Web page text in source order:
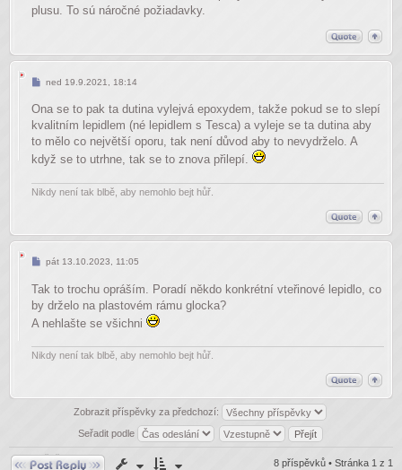
plusu. To sú náročné požiadavky.
Příspěvek
ned 19.9.2021, 18:14
Ona se to pak ta dutina vylejvá epoxydem, takže pokud se to slepí
kvalitním lepidlem (né lepidlem s Tesca) a vyleje se ta dutina aby
to mělo co největší oporu, tak není důvod aby to nevydrželo. A
když se to utrhne, tak se to znova přilepí.
Nikdy není tak blbě, aby nemohlo bejt hůř.
Příspěvek
pát 13.10.2023, 11:05
Tak to trochu opráším. Poradí někdo konkrétní vteřinové lepidlo, co
by drželo na plastovém rámu glocka?
A nehlašte se všichni
Nikdy není tak blbě, aby nemohlo bejt hůř.
Zobrazit příspěvky za předchozí:
Seřadit podle
Odpovědět 8 příspěvků • Stránka 1 z 1